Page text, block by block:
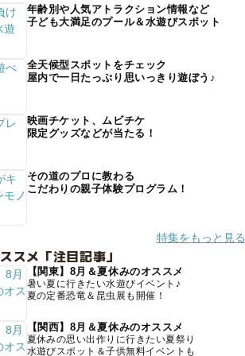
年齢別や人気アトラクション情報など
子ども大満足のプール＆水遊びスポット
全天候型スポットをチェック
屋内で一日たっぷり思いっきり遊ぼう♪
映画チケット、ムビチケ
限定グッズなどが当たる！
その道のプロに教わる
こだわりの親子体験プログラム！
特集をもっと見る
スメ「注目記事」
【関東】8月＆夏休みのオススメ
暑い夏に行きたい水遊びイベント♪
夏の定番恐竜＆昆虫展も開催！
【関西】8月＆夏休みのオススメ
夏休みの思い出作りに行きたい夏祭り
水遊びスポット＆子供無料イベントも